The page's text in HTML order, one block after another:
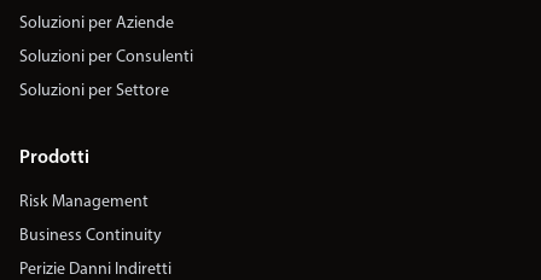
Soluzioni per Aziende
Soluzioni per Consulenti
Soluzioni per Settore
Prodotti
Risk Management
Business Continuity
Perizie Danni Indiretti